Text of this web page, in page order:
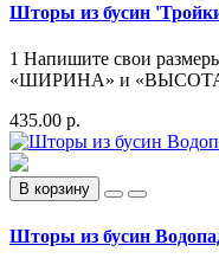
Шторы из бусин
1 Напишите свои
«ШИРИНА» и «ВЫСОТА»
435.00 р.
В корзину
Шторы из бусин